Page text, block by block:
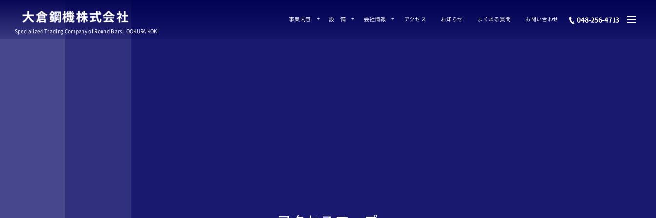
Specialized Trading Company of Round Bars | OOKURA KOKI
事業内容 設 備 会社情報 アクセス お知らせ よくある質問 お問い合わせ 048-256-4713